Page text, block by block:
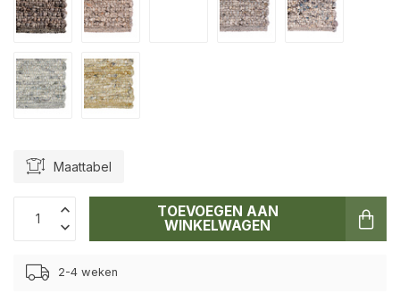
Maattabel
TOEVOEGEN AAN
WINKELWAGEN
2-4 weken